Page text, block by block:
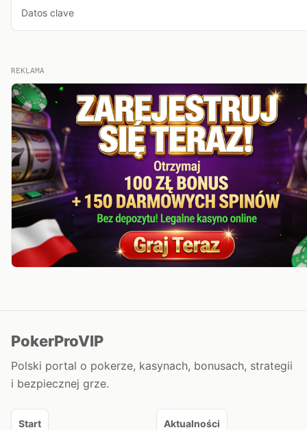
Datos clave
REKLAMA
PokerProVIP
Polski portal o pokerze, kasynach, bonusach, strategii
i bezpiecznej grze.
Start Aktualności